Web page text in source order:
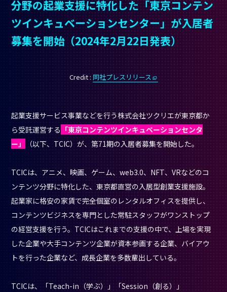
分野の起業支援に特化した「東京コンテン
ツインキュベーションセンター」が入居者
募集を開始（2024年2月22日発表）
Credit : 同社プレスリリース
起業支援サービス事業などを行う株式会社ツクリエが東京都か
ら受託運営する 「東京コンテンツインキュベーションセンタ
ー」
（以下、TCIC）が、第71期の入居者募集を開始した。
TCICは、アニメ、映画、ゲーム、web3.0、NFT、VRなどのコ
ンテンツ分野に特化した、東京都直営の入居型創業支援施設。
起業家に格安の家賃で完全個室のレンタルオフィスを提供し、
コンテンツビジネスを専門とした常駐スタッフがワンストップ
の経営支援を行う。TCICはこれまでの支援の中で、上場を実現
した企業や大手コンテンツ企業が資本参画する企業、バイアウ
トを行った企業など、成長企業を多数輩出している。
TCICは、「Teach-in（学ぶ）」「Session（創る）」